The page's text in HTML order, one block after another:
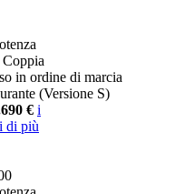
Coppia
in ordine di marcia
(Versione S)
€ i
di più